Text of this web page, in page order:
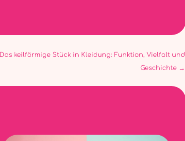
Das keilförmige Stück in Kleidung: Funktion, Vielfalt und
Geschichte →